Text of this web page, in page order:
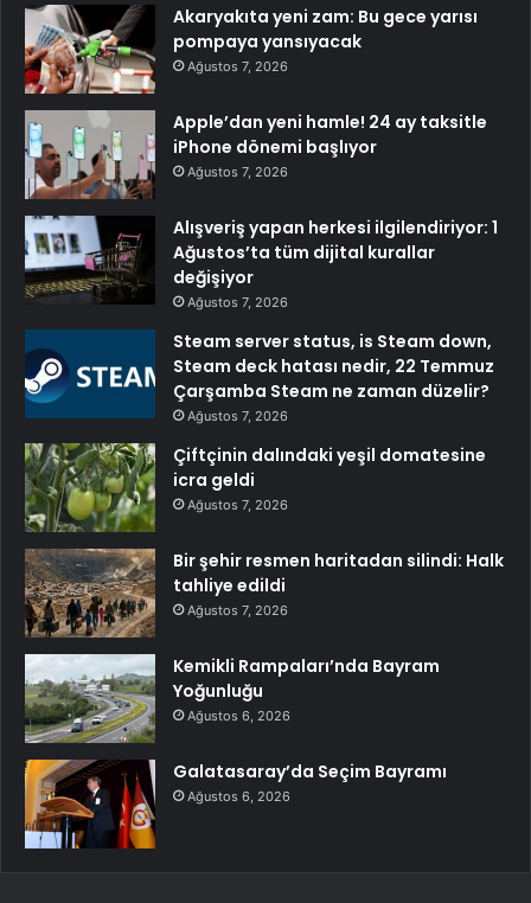
Akaryakıta yeni zam: Bu gece yarısı
pompaya yansıyacak
Ağustos 7, 2026
Apple’dan yeni hamle! 24 ay taksitle
iPhone dönemi başlıyor
Ağustos 7, 2026
Alışveriş yapan herkesi ilgilendiriyor: 1
Ağustos’ta tüm dijital kurallar
değişiyor
Ağustos 7, 2026
Steam server status, is Steam down,
Steam deck hatası nedir, 22 Temmuz
Çarşamba Steam ne zaman düzelir?
Ağustos 7, 2026
Çiftçinin dalındaki yeşil domatesine
icra geldi
Ağustos 7, 2026
Bir şehir resmen haritadan silindi: Halk
tahliye edildi
Ağustos 7, 2026
Kemikli Rampaları’nda Bayram
Yoğunluğu
Ağustos 6, 2026
Galatasaray’da Seçim Bayramı
Ağustos 6, 2026